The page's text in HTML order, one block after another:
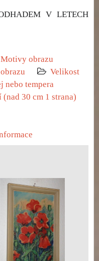
V LETECH
Motivy obrazu
Velikost
nebo tempera
(nad 30 cm 1 strana)